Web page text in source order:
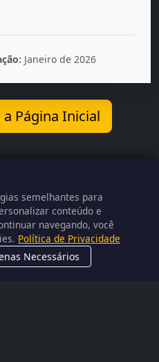
Janeiro de 2026
Página Inicial
semelhantes para
conteúdo e
navegando, você
Política de Privacidade
Necessários